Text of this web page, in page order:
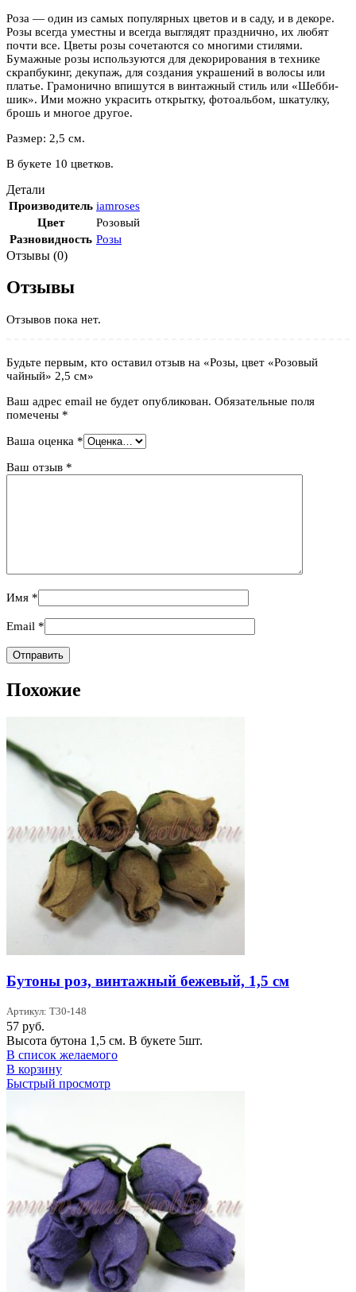
Роза — один из самых популярных цветов и в саду, и в декоре.
Розы всегда уместны и всегда выглядят празднично, их любят
почти все. Цветы розы сочетаются со многими стилями.
Бумажные розы используются для декорирования в технике
скрапбукинг, декупаж, для создания украшений в волосы или
платье. Грамонично впишутся в винтажный стиль или «Шебби-
шик». Ими можно украсить открытку, фотоальбом, шкатулку,
брошь и многое другое.
Размер: 2,5 см.
В букете 10 цветков.
Детали
Производитель iamroses
Цвет
Розовый
Разновидность Розы
Отзывы (0)
Отзывы
Отзывов пока нет.
Будьте первым, кто оставил отзыв на «Розы, цвет «Розовый
чайный» 2,5 см»
Ваш адрес email не будет опубликован. Обязательные поля
помечены *
Ваша оценка *
Ваш отзыв *
Имя *
Email *
Похожие
Бутоны роз, винтажный бежевый, 1,5 см
Артикул: T30-148
57 руб.
Высота бутона 1,5 см. В букете 5шт.
В список желаемого
В корзину
Быстрый просмотр